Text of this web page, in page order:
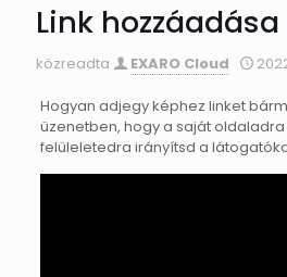
Link
közreadta EXARO Cloud
Hogyan adjegy képhez linket
üzenetben, hogy a saját
felüleletedra irányítsd a